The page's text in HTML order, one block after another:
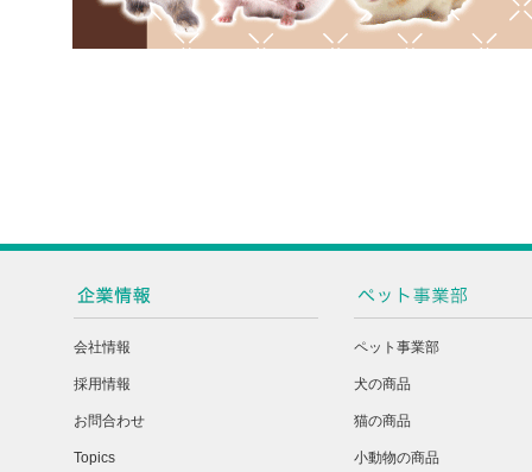
会社情報
採用情報
お問合わせ
Topics
ペット事業部
犬の商品
猫の商品
小動物の商品